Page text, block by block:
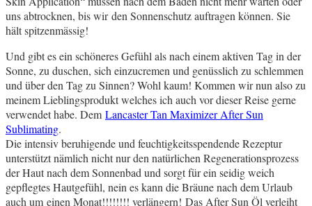
uns abtrocknen, bis wir den Sonnenschutz auftragen können. Sie
hält spitzenmässig!
Und gibt es ein schöneres Gefühl als nach einem aktiven Tag in der
Sonne, zu duschen, sich einzucremen und genüsslich zu schlemmen
und über den Tag zu Sinnen? Wohl kaum! Kommen wir nun also zu
meinem Lieblingsprodukt welches ich auch vor dieser Reise gerne
verwendet habe. Dem Lancaster Tan Maximizer After Sun
Sublimating.
Die intensiv beruhigende und feuchtigkeitsspendende Rezeptur
unterstützt nämlich nicht nur den natürlichen Regenerationsprozess
der Haut nach dem Sonnenbad und sorgt für ein seidig weich
gepflegtes Hautgefühl, nein es kann die Bräune nach dem Urlaub
auch um einen Monat!!!!!!!! verlängern! Das After Sun Öl verleiht